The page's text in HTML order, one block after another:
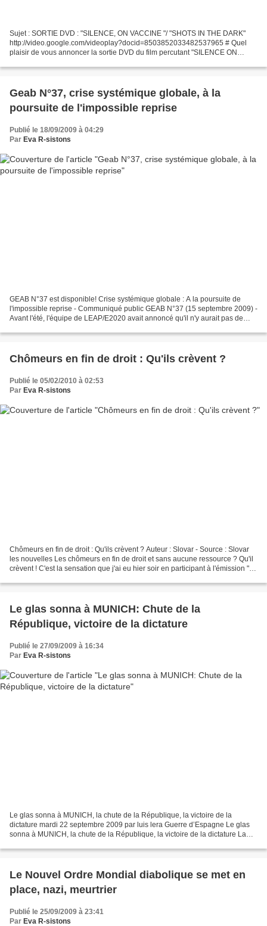
Sujet : SORTIE DVD : "SILENCE, ON VACCINE "/ "SHOTS IN THE DARK"
http://video.google.com/videoplay?docid=8503852033482537965 # Quel
plaisir de vous annoncer la sortie DVD du film percutant "SILENCE ON
Geab N°37, crise systémique globale, à la
poursuite de l'impossible reprise
Publié le 18/09/2009 à 04:29
Par Eva R-sistons
GEAB N°37 est disponible! Crise systémique globale : A la poursuite de
l'impossible reprise - Communiqué public GEAB N°37 (15 septembre 2009) -
Avant l'été, l'équipe de LEAP/E2020 avait annoncé qu'il n'y aurait pas de
Chômeurs en fin de droit : Qu'ils crèvent ?
Publié le 05/02/2010 à 02:53
Par Eva R-sistons
Chômeurs en fin de droit : Qu'ils crèvent ? Auteur : Slovar - Source : Slovar
les nouvelles Les chômeurs en fin de droit et sans aucune ressource ? Qu'il
crèvent ! C'est la sensation que j'ai eu hier soir en participant à l'émission "ça
Le glas sonna à MUNICH: Chute de la
République, victoire de la dictature
Publié le 27/09/2009 à 16:34
Par Eva R-sistons
Le glas sonna à MUNICH, la chute de la République, la victoire de la
dictature mardi 22 septembre 2009 par luis lera Guerre d’Espagne Le glas
sonna à MUNICH, la chute de la République, la victoire de la dictature La
Le Nouvel Ordre Mondial diabolique se met en
place, nazi, meurtrier
Publié le 25/09/2009 à 23:41
Par Eva R-sistons